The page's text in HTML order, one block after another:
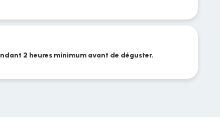
2 heures minimum avant de déguster.